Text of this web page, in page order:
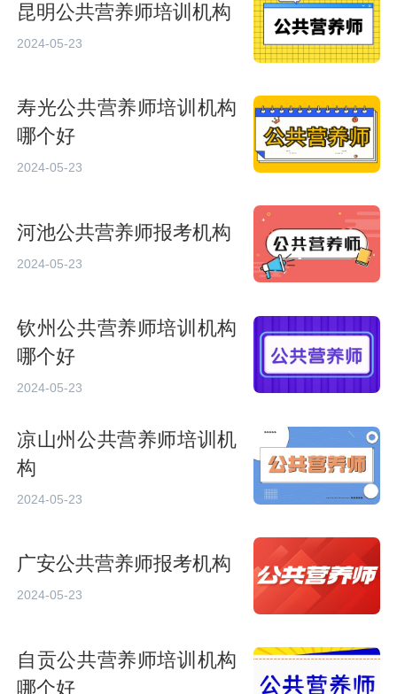
昆明公共营养师培训机构
2024-05-23
寿光公共营养师培训机构
哪个好
2024-05-23
河池公共营养师报考机构
2024-05-23
钦州公共营养师培训机构
哪个好
2024-05-23
凉山州公共营养师培训机
构
2024-05-23
广安公共营养师报考机构
2024-05-23
自贡公共营养师培训机构
哪个好